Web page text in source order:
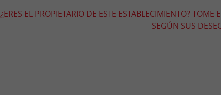
¿ERES EL PROPIETARIO DE ESTE ESTABLECIMIENTO?
SEGÚN SUS